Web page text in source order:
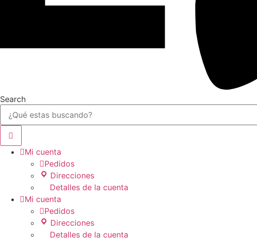
Search
Mi cuenta
Pedidos
Direcciones
Detalles de la cuenta
Mi cuenta
Pedidos
Direcciones
Detalles de la cuenta